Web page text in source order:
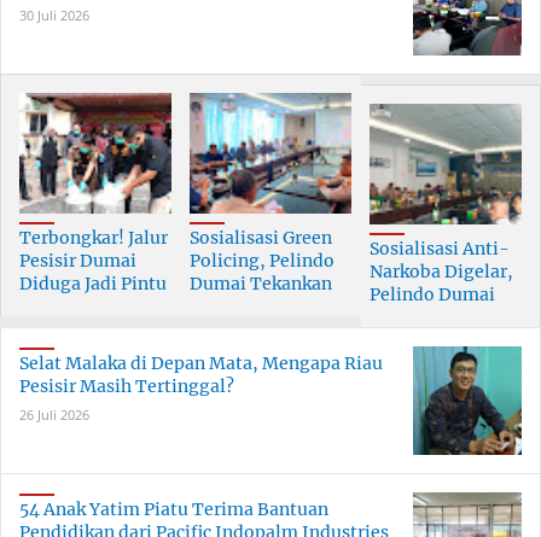
30 Juli 2026
Terbongkar! Jalur
Pesisir Dumai
Diduga Jadi Pintu
Skala Besar
Sosialisasi Green
Policing, Pelindo
Dumai Tekankan
Bersama
Sosialisasi Anti-
Narkoba Digelar,
Pelindo Dumai
Selat Malaka di Depan Mata, Mengapa Riau
Pesisir Masih Tertinggal?
26 Juli 2026
54 Anak Yatim Piatu Terima Bantuan
Pendidikan dari Pacific Indopalm Industries